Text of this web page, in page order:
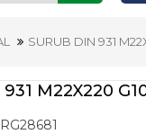
SURUB DIN 931
M22X220
RG28681